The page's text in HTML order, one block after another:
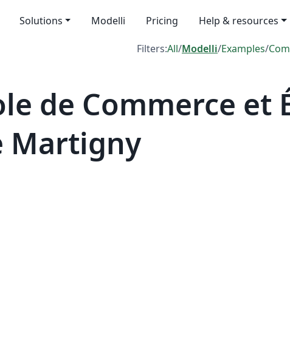
Solutions Modelli Pricing Help & resources
Filters:All/Modelli/Examples/
de Commerce et
Martigny